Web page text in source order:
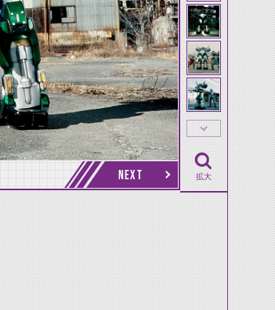
NEXT 拡大